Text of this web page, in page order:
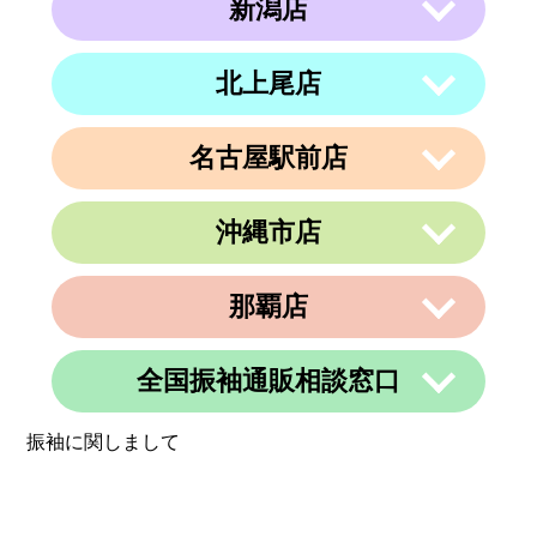
午前10時～午後19時
〒063-0811
北海道札幌市西区琴似１条５丁目４−１
午前10時～午後19時
新潟店
〒950-0962
025-288-5593
営業時間 午前9時～午後6時
不定休
北上尾店
〒362-0015
埼玉県上尾市緑丘3-3-11-2 PAPA上尾シ
048-729-7688
午前10時～午後19時
名古屋駅前店
住所
〒450-0002
愛知県名古屋市中村区名駅3丁目9番14
名古屋東アーバンビル6F
電話番号 052-990-4694
不定休
沖縄市店
〒904-0034
電話番号 080-8565-3818
定休日 不定休
那覇店
〒902-0069
電話番号 098-884-6600
全国振袖通販相談窓口
営業時間 24時間
振袖に関しまして